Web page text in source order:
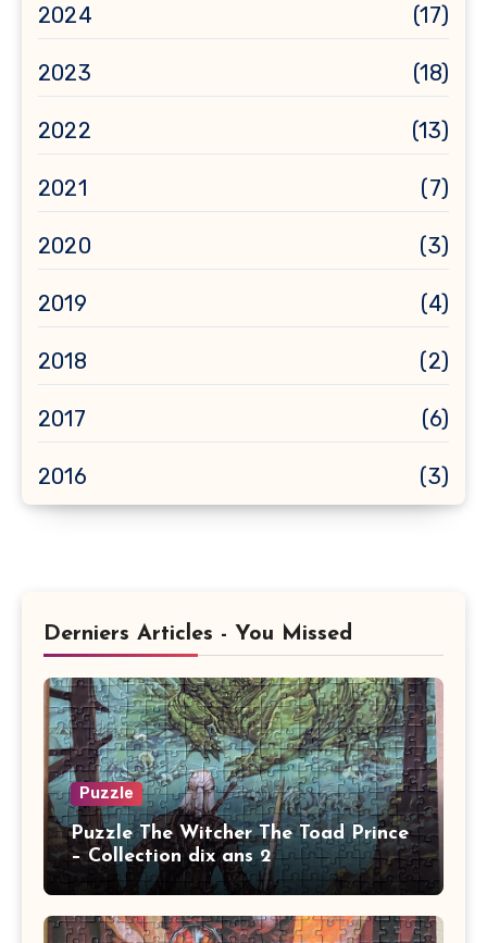
2024 (17)
2023 (18)
2022 (13)
2021 (7)
2020 (3)
2019 (4)
2018 (2)
2017 (6)
2016 (3)
Derniers Articles - You Missed
Puzzle
Puzzle The Witcher The Toad Prince
– Collection dix ans 2